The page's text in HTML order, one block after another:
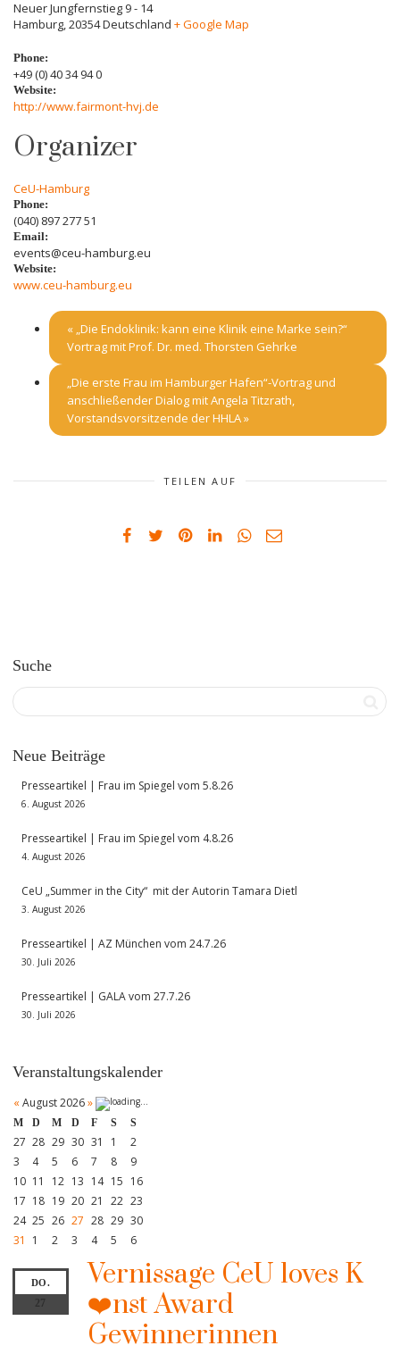
Neuer Jungfernstieg 9 - 14
Hamburg,20354Deutschland + Google Map
Phone:
+49 (0) 40 34 94 0
Website:
http://www.fairmont-hvj.de
Organizer
CeU-Hamburg
Phone:
(040) 897 277 51
Email:
events@ceu-hamburg.eu
Website:
www.ceu-hamburg.eu
« „Die Endoklinik: kann eine Klinik eine Marke sein?“
Vortrag mit Prof. Dr. med. Thorsten Gehrke
„Die erste Frau im Hamburger Hafen“-Vortrag und
anschließender Dialog mit Angela Titzrath,
Vorstandsvorsitzende der HHLA»
TEILEN AUF
Suche
Neue Beiträge
Presseartikel | Frau im Spiegel vom 5.8.26
6. August 2026
Presseartikel | Frau im Spiegel vom 4.8.26
4. August 2026
CeU „Summer in the City“ mit der Autorin Tamara Dietl
3. August 2026
Presseartikel | AZ München vom 24.7.26
30. Juli 2026
Presseartikel | GALA vom 27.7.26
30. Juli 2026
Veranstaltungskalender
« August 2026»
M D M D F S S
27 28 29 30 31 1
2
3
4 5 6 7 8
9
10 11 12 13 14 15 16
17 18 19 20 21 22 23
24 25 26 27 28 29 30
31
1 2 3 4 5 6
DO.
27
Vernissage CeU loves K
❤️nst Award
Gewinnerinnen